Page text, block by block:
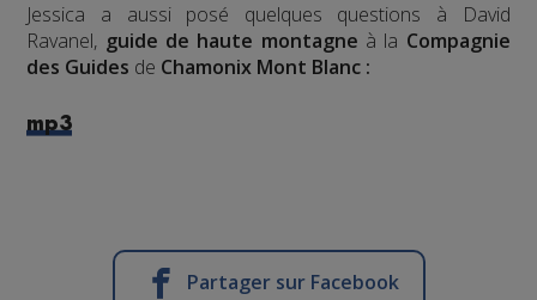
Jessica a aussi posé quelques questions à David
Ravanel, guide de haute montagne à la Compagnie
des Guides de Chamonix Mont Blanc :
mp3
Partager sur Facebook